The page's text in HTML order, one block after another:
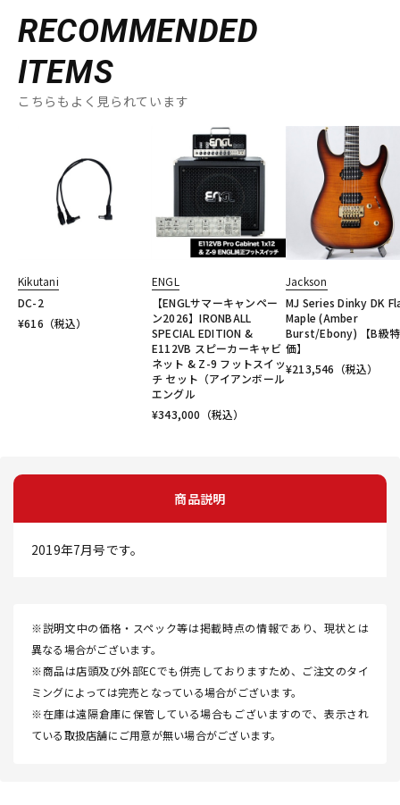
RECOMMENDED
ITEMS
こちらもよく見られています
Kikutani
DC-2
¥616 （税込）
ENGL
【ENGLサマーキャンペー
ン2026】IRONBALL
SPECIAL EDITION &
E112VB スピーカーキャビ
ネット & Z-9 フットスイッ
チ セット（アイアンボール
エングル
¥343,000 （税込）
Jackson
MJ Series Dinky DK
Maple (Amber
Burst/Ebony) 【B級特
価】
¥213,546 （税込）
商品説明
2019年7月号です。
※説明文中の価格・スペック等は掲載時点の情報であり、現状とは
異なる場合がございます。
※商品は店頭及び外部ECでも併売しておりますため、ご注文のタイ
ミングによっては完売となっている場合がございます。
※在庫は遠隔倉庫に保管している場合もございますので、表示され
ている取扱店舗にご用意が無い場合がございます。